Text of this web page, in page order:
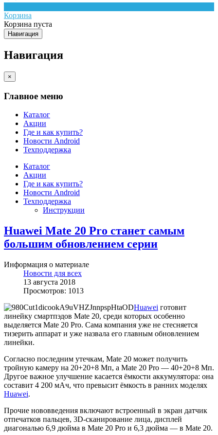
Корзина
Корзина пуста
Навигация
Навигация
×
Главное меню
Каталог
Акции
Где и как купить?
Новости Android
Техподдержка
Каталог
Акции
Где и как купить?
Новости Android
Техподдержка
Инструкции
Huawei Mate 20 Pro станет самым
большим обновлением серии
Информация о материале
Новости для всех
13 августа 2018
Просмотров: 1013
Huawei готовит
линейку смартпэдов Mate 20, среди которых особенно
выделяется Mate 20 Pro. Сама компания уже не стесняется
тизерить аппарат и уже назвала его главным обновлением
линейки.
Согласно последним утечкам, Mate 20 может получить
тройную камеру на 20+20+8 Мп, а Mate 20 Pro — 40+20+8 Мп.
Другое важное улучшение касается ёмкости аккумулятора: она
составит 4 200 мАч, что превысит ёмкость в ранних моделях
Huawei.
Прочие нововведения включают встроенный в экран датчик
отпечатков пальцев, 3D-сканирование лица, дисплей
диагональю 6,9 дюйма в Mate 20 Pro и 6,3 дюйма — в Mate 20.